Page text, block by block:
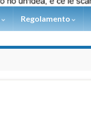
Regolamento